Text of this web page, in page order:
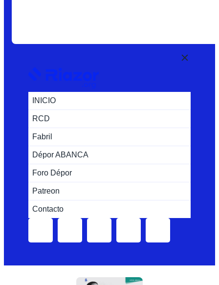
INICIO
RCD
Fabril
Dépor ABANCA
Foro Dépor
Patreon
Contacto